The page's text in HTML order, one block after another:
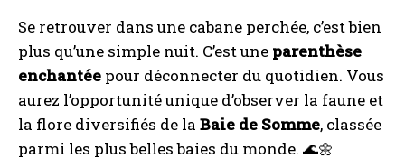
Se retrouver dans une cabane perchée, c’est bien
plus qu’une simple nuit. C’est une parenthèse
enchantée pour déconnecter du quotidien. Vous
aurez l’opportunité unique d’observer la faune et
la flore diversifiés de la Baie de Somme, classée
parmi les plus belles baies du monde. 🌊🌼